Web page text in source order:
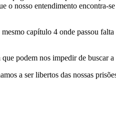
o nosso entendimento
capítulo 4 onde passou
podem nos impedir de buscar
a ser libertos das nossas